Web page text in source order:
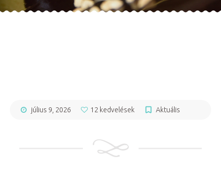
július 9, 2026 12 kedvelések Aktuális